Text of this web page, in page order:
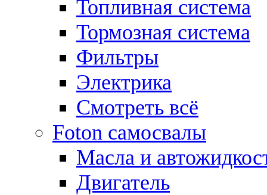
Топливная система
Тормозная система
Фильтры
Электрика
Смотреть всё
Foton самосвалы
Масла и
Двигатель